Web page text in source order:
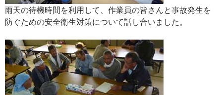
雨天の待機時間を利用して、作業員の皆さんと事故発生を
防ぐための安全衛生対策について話し合いました。